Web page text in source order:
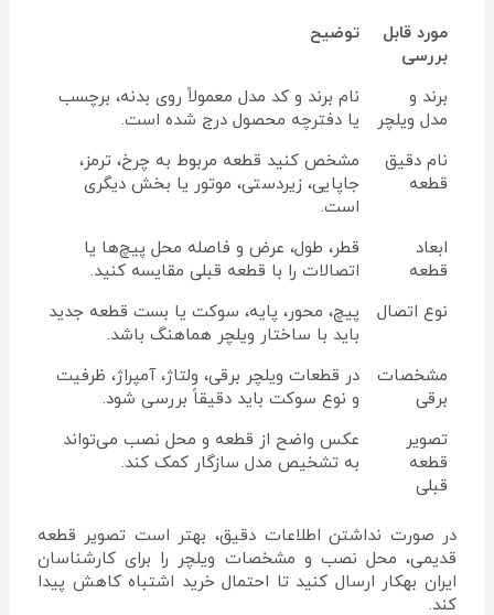
مورد قابل
بررسی
توضیح
برند و
مدل ویلچر
نام برند و کد مدل معمولاً روی بدنه، برچسب
یا دفترچه محصول درج شده است.
نام دقیق
قطعه
مشخص کنید قطعه مربوط به چرخ، ترمز،
جاپایی، زیردستی، موتور یا بخش دیگری
است.
ابعاد
قطعه
قطر، طول، عرض و فاصله محل پیچ‌ها یا
اتصالات را با قطعه قبلی مقایسه کنید.
نوع اتصال
پیچ، محور، پایه، سوکت یا بست قطعه جدید
باید با ساختار ویلچر هماهنگ باشد.
مشخصات
برقی
در قطعات ویلچر برقی، ولتاژ، آمپراژ، ظرفیت
و نوع سوکت باید دقیقاً بررسی شود.
تصویر
قطعه
قبلی
عکس واضح از قطعه و محل نصب می‌تواند
به تشخیص مدل سازگار کمک کند.
در صورت نداشتن اطلاعات دقیق، بهتر است تصویر قطعه
قدیمی، محل نصب و مشخصات ویلچر را برای کارشناسان
ایران بهکار ارسال کنید تا احتمال خرید اشتباه کاهش پیدا
کند.